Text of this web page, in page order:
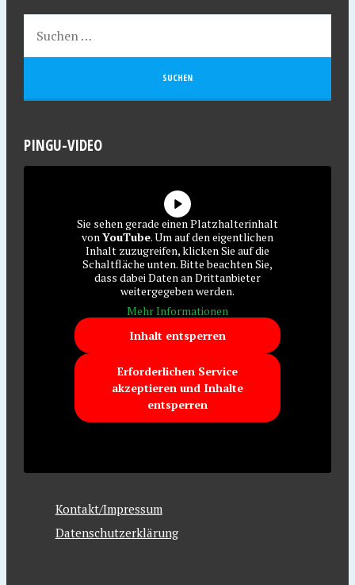
PINGU-VIDEO
Sie sehen gerade einen Platzhalterinhalt
vonYouTube. Um auf den eigentlichen
Inhalt zuzugreifen, klicken Sie auf die
Schaltfläche unten. Bitte beachten Sie,
dass dabei Daten an Drittanbieter
weitergegeben werden.
Mehr Informationen
Inhalt entsperren
Erforderlichen Service
akzeptieren und Inhalte
entsperren
Kontakt/Impressum
Datenschutzerklärung